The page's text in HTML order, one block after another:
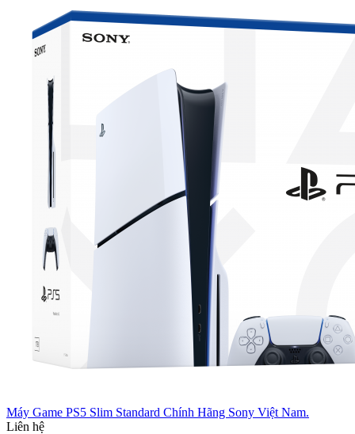
Máy Game PS5 Slim Standard Chính Hãng Sony Việt Nam.
Liên hệ